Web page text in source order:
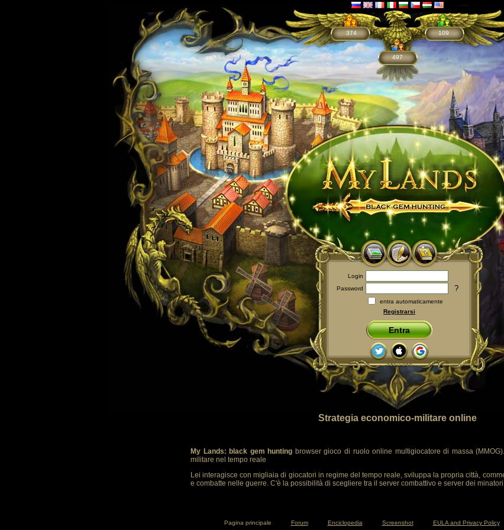
374
497
109
Login
Password
?
entra automaticamente
Registrarsi
Entra
Strategia economico-militare online
My Lands: black gem hunting browser gioco di ruolo online multigiocatore di massa
militare nel tempo reale
Lei interagisce con migliaia di giocatori in regime del tempo reale, sviluppa la propria città,
e combatte nelle guerre. C'è la possibilità di scegliere tra il server combattivo e server dei
Pagina principale Forum Enciclopedia Screenshot EULA and Privacy Policy